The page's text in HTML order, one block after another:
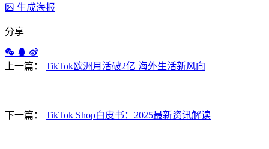
生成海报
分享
上一篇： TikTok欧洲月活破2亿 海外生活新风向
下一篇： TikTok Shop白皮书：2025最新资讯解读